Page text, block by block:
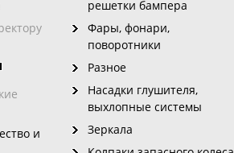
решетки бампера
Фары, фонари,
поворотники
Разное
Насадки глушителя,
выхлопные системы
Зеркала
и